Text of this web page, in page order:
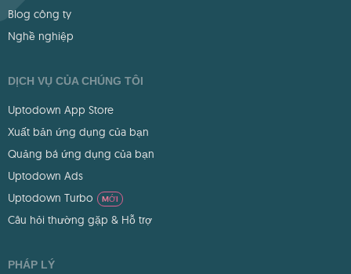
Blog công ty
Nghề nghiệp
DỊCH VỤ CỦA CHÚNG TÔI
Uptodown App Store
Xuất bản ứng dụng của bạn
Quảng bá ứng dụng của bạn
Uptodown Ads
Uptodown Turbo
MỚI
Câu hỏi thường gặp & Hỗ trợ
PHÁP LÝ